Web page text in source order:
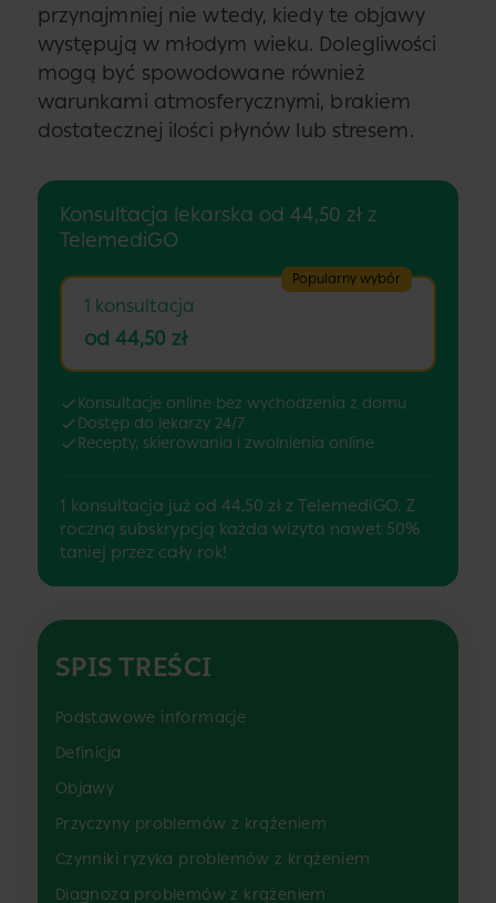
przynajmniej nie wtedy, kiedy te objawy
występują w młodym wieku. Dolegliwości
mogą być spowodowane również
warunkami atmosferycznymi, brakiem
dostatecznej ilości płynów lub stresem.
Konsultacja lekarska od 44,50 zł z
TelemediGO
Popularny wybór
1 konsultacja
od 44,50 zł
Konsultacje online bez wychodzenia z domu
Dostęp do lekarzy 24/7
Recepty, skierowania i zwolnienia online
1 konsultacja już od 44,50 zł z TelemediGO. Z
roczną subskrypcją każda wizyta nawet 50%
taniej przez cały rok!
SPIS TREŚCI
Podstawowe informacje
Definicja
Objawy
Przyczyny problemów z krążeniem
Czynniki ryzyka problemów z krążeniem
Diagnoza problemów z krążeniem